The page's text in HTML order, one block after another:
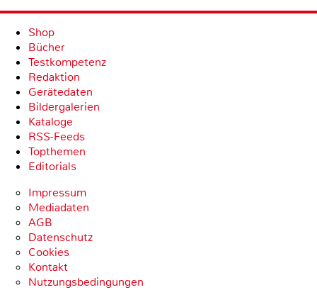
Shop
Bücher
Testkompetenz
Redaktion
Gerätedaten
Bildergalerien
Kataloge
RSS-Feeds
Topthemen
Editorials
Impressum
Mediadaten
AGB
Datenschutz
Cookies
Kontakt
Nutzungsbedingungen